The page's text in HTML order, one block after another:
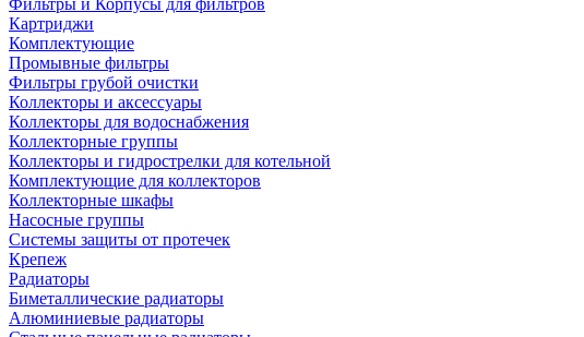
Фильтры и Корпусы для фильтров
Картриджи
Комплектующие
Промывные фильтры
Фильтры грубой очистки
Коллекторы и аксессуары
Коллекторы для водоснабжения
Коллекторные группы
Коллекторы и гидрострелки для котельной
Комплектующие для коллекторов
Коллекторные шкафы
Насосные группы
Системы защиты от протечек
Крепеж
Радиаторы
Биметаллические радиаторы
Алюминиевые радиаторы